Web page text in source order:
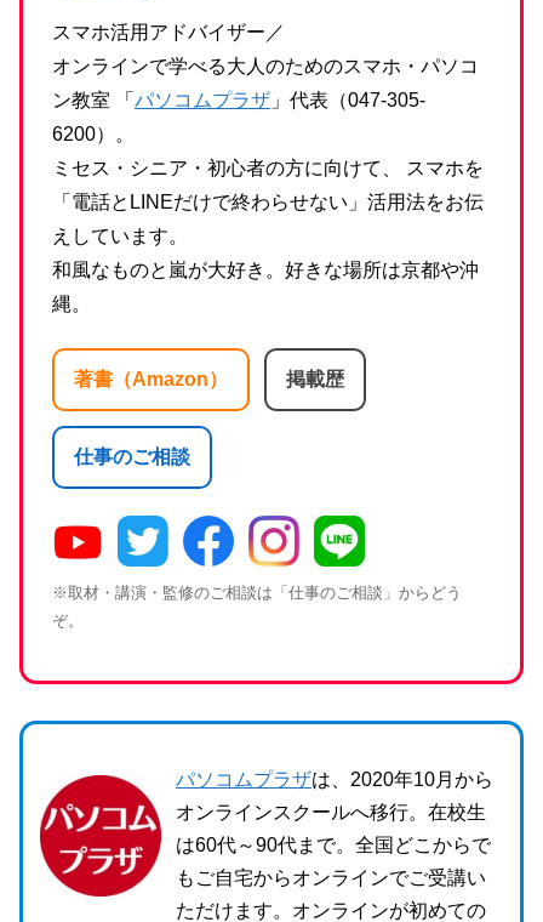
スマホ活用アドバイザー／
オンラインで学べる大人のためのスマホ・パソコ
ン教室 「 パソコムプラザ 」代表（047-305-
6200）。
ミセス・シニア・初心者の方に向けて、 スマホを
「電話とLINEだけで終わらせない」活用法をお伝
えしています。
和風なものと嵐が大好き。好きな場所は京都や沖
縄。
著書（Amazon） 掲載歴
仕事のご相談
※取材・講演・監修のご相談は「仕事のご相談」からどう
ぞ。
パソコムプラザは、2020年10月から
オンラインスクールへ移行。在校生
は60代～90代まで。全国どこからで
もご自宅からオンラインでご受講い
ただけます。オンラインが初めての